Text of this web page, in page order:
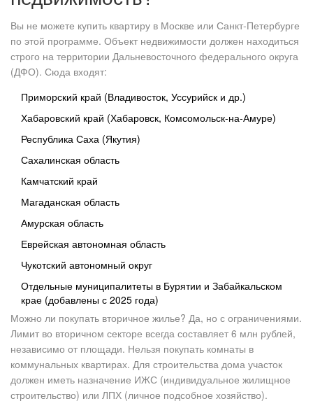
Вы не можете купить квартиру в Москве или Санкт-Петербурге
по этой программе. Объект недвижимости должен находиться
строго на территории Дальневосточного федерального округа
(ДФО). Сюда входят:
Приморский край (Владивосток, Уссурийск и др.)
Хабаровский край (Хабаровск, Комсомольск-на-Амуре)
Республика Саха (Якутия)
Сахалинская область
Камчатский край
Магаданская область
Амурская область
Еврейская автономная область
Чукотский автономный округ
Отдельные муниципалитеты в Бурятии и Забайкальском
крае (добавлены с 2025 года)
Можно ли покупать вторичное жилье? Да, но с ограничениями.
Лимит во вторичном секторе всегда составляет 6 млн рублей,
независимо от площади. Нельзя покупать комнаты в
коммунальных квартирах. Для строительства дома участок
должен иметь назначение ИЖС (индивидуальное жилищное
строительство) или ЛПХ (личное подсобное хозяйство).